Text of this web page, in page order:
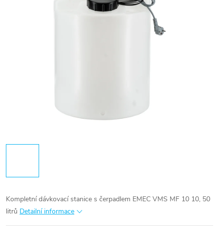
Kompletní dávkovací stanice s čerpadlem EMEC VMS MF 10 10, 50
litrů Detailní informace